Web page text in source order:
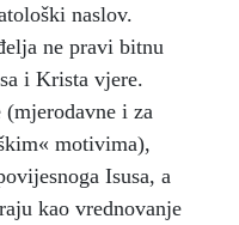
naslov.
ne pravi bitnu
i Krista vjere.
i za
motivima),
Isusa, a
kao vrednovanje